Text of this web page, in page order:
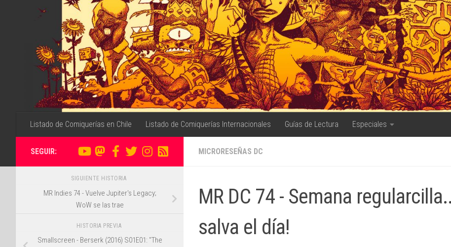
Listado de Comiquerías en Chile Listado de Comiquerías Internacionales Guías de Lectura Especiales
MICRORESEÑAS DC
MR DC 74 - Semana
salva el día!
SEGUIR:
SIGUIENTE HISTORIA
MR Indies 74 - Vuelve Jupiter's Legacy;
WoW se las trae
HISTORIA PREVIA
Smallscreen - Berserk (2016) S01E01: "The